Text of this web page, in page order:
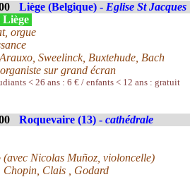
Liège (Belgique) - Eglise St Jacques
Liège
orgue
Sweelinck, Buxtehude, Bach
sur grand écran
< 26 ans : 6 € / enfants < 12 ans : gratuit
Roquevaire (13) - cathédrale
Nicolas Muñoz, violoncelle)
Chopin, Clais , Godard